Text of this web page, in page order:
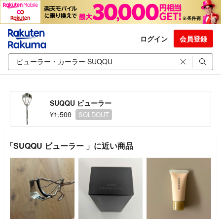
ログイン 会員登録
SUQQU ビューラー
¥1,500
SOLDOUT
「SUQQU ビューラー 」に近い商品